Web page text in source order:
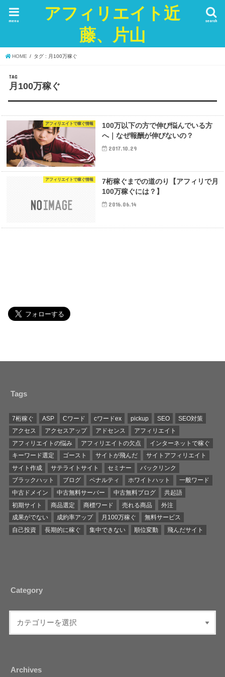
アフィリエイト近
藤、片山
search
menu
HOME タグ : 月100万稼ぐ
TAG
月100万稼ぐ
アフィリエイトで稼ぐ情報
100万以下の方で伸び悩んでいる方
へ｜なぜ報酬が伸びないの？
2017.10.29
アフィリエイトで稼ぐ情報
7桁稼ぐまでの道のり【アフィリで月
100万稼ぐには？】
2016.06.14
Tags
7桁稼ぐ ASP Cワード cワードex pickup SEO
SEO対策
アクセス
アクセスアップ アドセンス
アフィリエイト
アフィリエイトの悩み
アフィリエイトの欠点
インターネットで稼ぐ
キーワード選定
ゴースト サイトが飛んだ
サイトアフィリエイト
サイト作成
サテライトサイト セミナー
バックリンク
ブラックハット
ブログ ペナルティ ホワイトハット
一般ワード
中古ドメイン
中古無料サーバー 中古無料ブログ
共起語
初期サイト
商品選定 商標ワード 売れる商品
外注
成果がでない
成約率アップ 月100万稼ぐ
無料サービス
自己投資
長期的に稼ぐ 集中できない 順位変動 飛んだサイト
Category
Archives